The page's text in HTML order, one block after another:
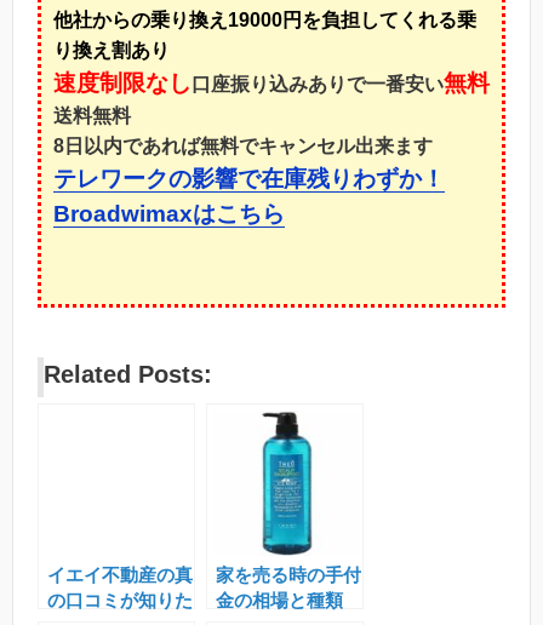
他社からの乗り換え19000円を負担してくれる乗
り換え割あり
速度制限なし 口座振り込みありで一番安い無料
送料無料
8日以内であれば無料でキャンセル出来ます
テレワークの影響で在庫残りわずか！
Broadwimaxはこちら
Related Posts:
イエイ不動産の真
の口コミが知りた
家を売る時の手付
金の相場と種類